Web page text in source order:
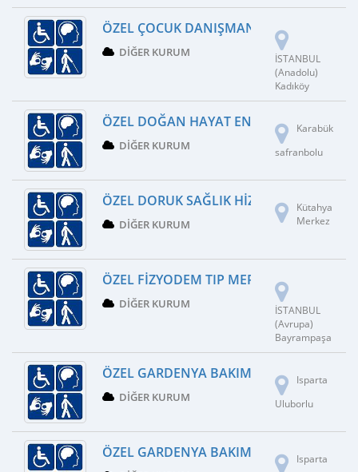
ÖZEL ÇOCUK DANIŞMANLIK MERKEZI
DIĞER KURUM
İSTANBUL
(Anadolu)
Kadıköy
ÖZEL DOĞAN HAYAT ENGELLI BAKIM
DIĞER KURUM
Karabük
safranbolu
ÖZEL DORUK SAĞLIK HIZMETLERI
DIĞER KURUM
Kütahya
Merkez
ÖZEL FIZYODEM TIP MERKEZI
DIĞER KURUM
İSTANBUL
(Avrupa)
Bayrampaşa
ÖZEL GARDENYA BAKIM MERKEZI
DIĞER KURUM
Isparta
Uluborlu
ÖZEL GARDENYA BAKIMEVI
Isparta